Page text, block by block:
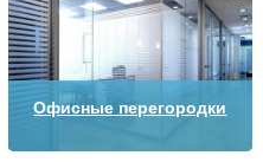
Офисные перегородки